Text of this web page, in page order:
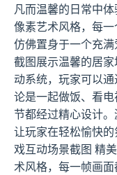
凡而温馨的日常中
像素艺术风格，每
仿佛置身于一个充
截图展示温馨的居
动系统，玩家可以
论是一起做饭、看
节都经过精心设计。
让玩家在轻松愉快
戏互动场景截图 精
术风格，每一帧画